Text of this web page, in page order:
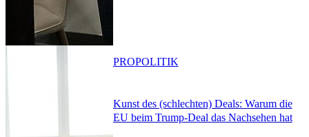
Kunst des (schlechten) Deals: Warum die
EU beim Trump-Deal das Nachsehen hat
PROPOLITIK